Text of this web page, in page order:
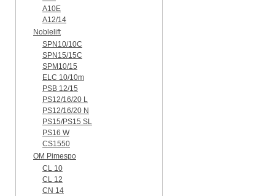
A10E
A12/14
Noblelift
SPN10/10C
SPN15/15C
SPM10/15
ELC 10/10m
PSB 12/15
PS12/16/20 L
PS12/16/20 N
PS15/PS15 SL
PS16 W
CS1550
OM Pimespo
CL 10
CL 12
CN 14